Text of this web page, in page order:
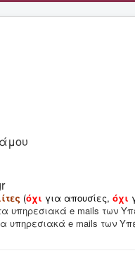
(όχι για απουσίες, όχι
υπηρεσιακά e mails των
υπηρεσιακά e mails των